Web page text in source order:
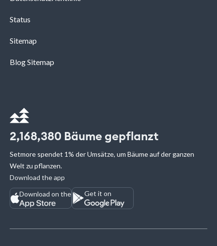
Status
Sitemap
Blog Sitemap
2,168,380 Bäume gepflanzt
Setmore spendet 1% der Umsätze, um Bäume auf der ganzen
Welt zu pflanzen.
Download the app
Download on the
Get it on